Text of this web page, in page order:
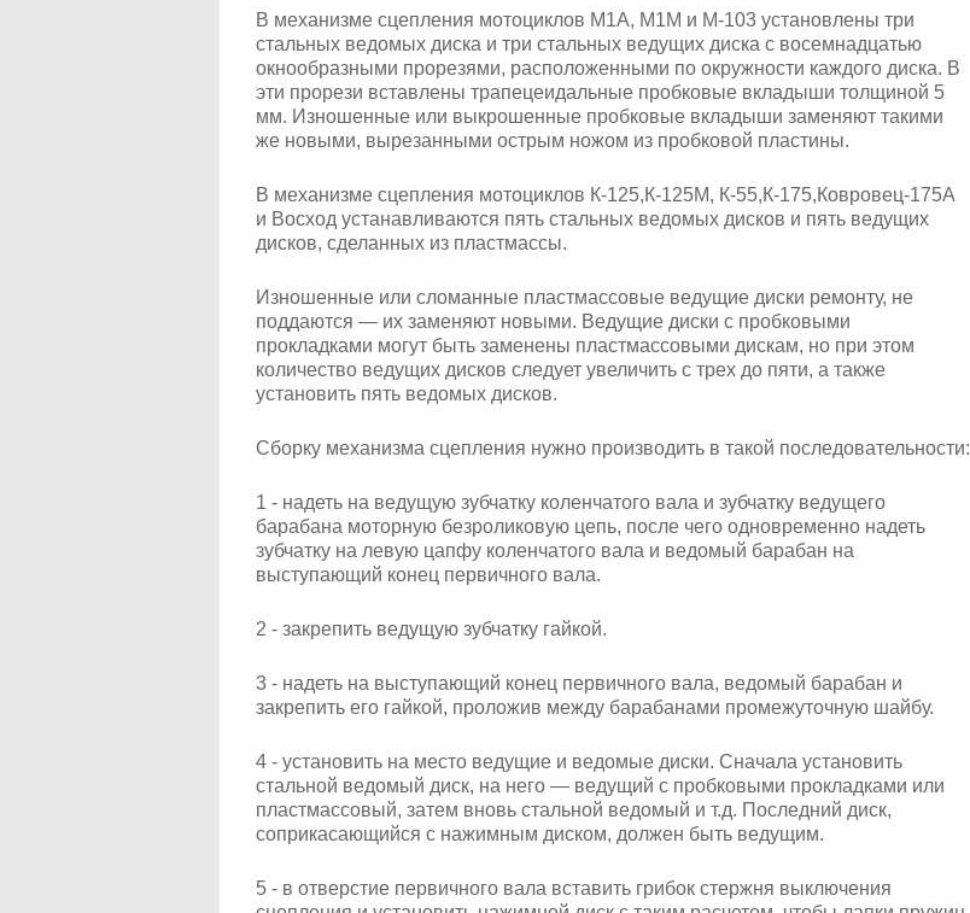
В механизме сцепления мотоциклов М1А, М1М и М-103 установлены три
стальных ведомых диска и три стальных ведущих диска с восемнадцатью
окнообразными прорезями, расположенными по окружности каждого диска. В
эти прорези вставлены трапецеидальные пробковые вкладыши толщиной 5
мм. Изношенные или выкрошенные пробковые вкладыши заменяют такими
же новыми, вырезанными острым ножом из пробковой пластины.
В механизме сцепления мотоциклов К-125,К-125М, К-55,К-175,Ковровец-175А
и Восход устанавливаются пять стальных ведомых дисков и пять ведущих
дисков, сделанных из пластмассы.
Изношенные или сломанные пластмассовые ведущие диски ремонту, не
поддаются — их заменяют новыми. Ведущие диски с пробковыми
прокладками могут быть заменены пластмассовыми дискам, но при этом
количество ведущих дисков следует увеличить с трех до пяти, а также
установить пять ведомых дисков.
Сборку механизма сцепления нужно производить в такой последовательности:
1 - надеть на ведущую зубчатку коленчатого вала и зубчатку ведущего
барабана моторную безроликовую цепь, после чего одновременно надеть
зубчатку на левую цапфу коленчатого вала и ведомый барабан на
выступающий конец первичного вала.
2 - закрепить ведущую зубчатку гайкой.
3 - надеть на выступающий конец первичного вала, ведомый барабан и
закрепить его гайкой, проложив между барабанами промежуточную шайбу.
4 - установить на место ведущие и ведомые диски. Сначала установить
стальной ведомый диск, на него — ведущий с пробковыми прокладками или
пластмассовый, затем вновь стальной ведомый и т.д. Последний диск,
соприкасающийся с нажимным диском, должен быть ведущим.
5 - в отверстие первичного вала вставить грибок стержня выключения